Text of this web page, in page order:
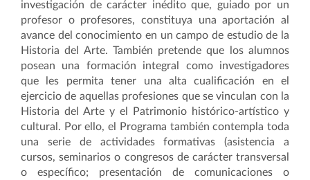
investigación de carácter inédito que, guiado por un
profesor o profesores, constituya una aportación al
avance del conocimiento en un campo de estudio de la
Historia del Arte. También pretende que los alumnos
posean una formación integral como investigadores
que les permita tener una alta cualificación en el
ejercicio de aquellas profesiones que se vinculan con la
Historia del Arte y el Patrimonio histórico-artístico y
cultural. Por ello, el Programa también contempla toda
una serie de actividades formativas (asistencia a
cursos, seminarios o congresos de carácter transversal
o específico; presentación de comunicaciones o